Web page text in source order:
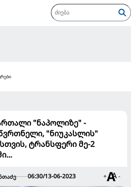
"ნაპოლიზე" -
"ნიუკასლის"
ტრანსფერი მე-2
06:30/13-06-2023 + -